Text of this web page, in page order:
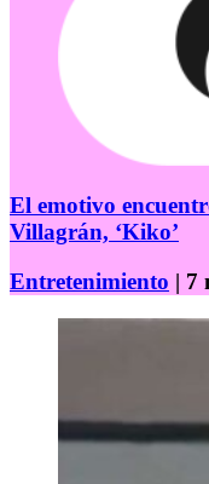
El emotivo
Villagrán, ‘Kiko’
Entretenimiento | 7